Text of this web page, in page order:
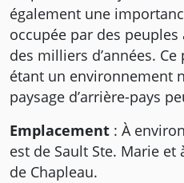
également une
occupée par des
des milliers d’années.
étant un environnement
paysage d’arrière-pays
Emplacement : À
est de Sault Ste. Marie
de Chapleau.